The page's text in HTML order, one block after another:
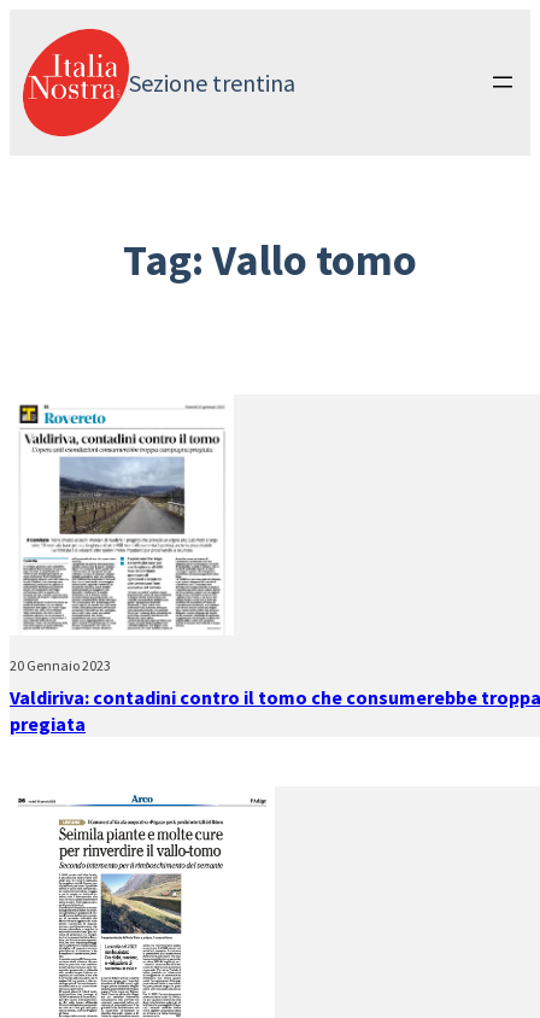
contenuto
Sezione trentina
Tag: Vallo tomo
20 Gennaio 2023
Valdiriva: contadini contro il tomo che consumerebbe
pregiata